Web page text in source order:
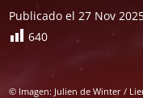
Publicado el 27 Nov
640
© Imagen: Julien de Winter /